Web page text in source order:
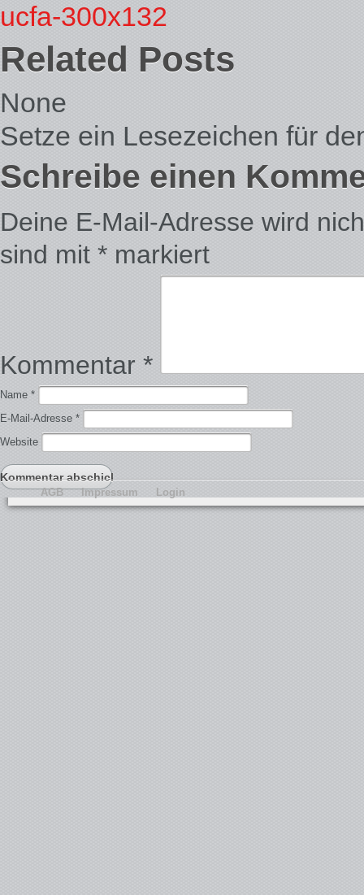
ucfa-300x132
Related Posts
None
Setze ein Lesezeichen für
Schreibe einen
Deine E-Mail-Adresse wird
sind mit * markiert
Kommentar *
Name *
E-Mail-Adresse *
Website
AGB Impressum Login